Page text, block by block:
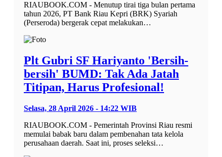
RIAUBOOK.COM - Menutup tirai tiga bulan pertama
tahun 2026, PT Bank Riau Kepri (BRK) Syariah
(Perseroda) bergerak cepat melakukan…
Plt Gubri SF Hariyanto 'Bersih-
bersih' BUMD: Tak Ada Jatah
Titipan, Harus Profesional!
Selasa, 28 April 2026 - 14:22 WIB
RIAUBOOK.COM - Pemerintah Provinsi Riau resmi
memulai babak baru dalam pembenahan tata kelola
perusahaan daerah. Saat ini, proses seleksi…